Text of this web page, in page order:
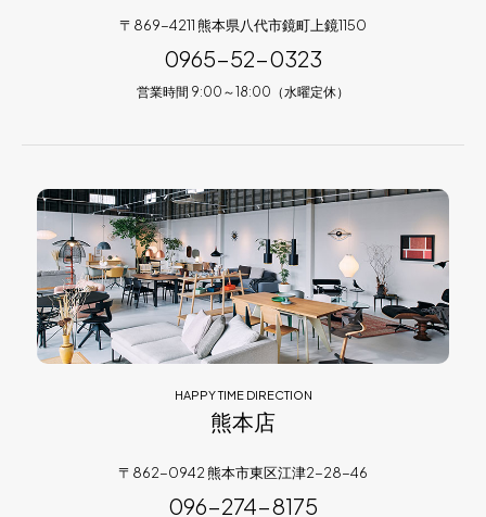
〒869-4211 熊本県八代市鏡町上鏡1150
0965-52-0323
営業時間 9:00～18:00（水曜定休）
HAPPY TIME DIRECTION
熊本店
〒862-0942 熊本市東区江津2-28-46
096-274-8175